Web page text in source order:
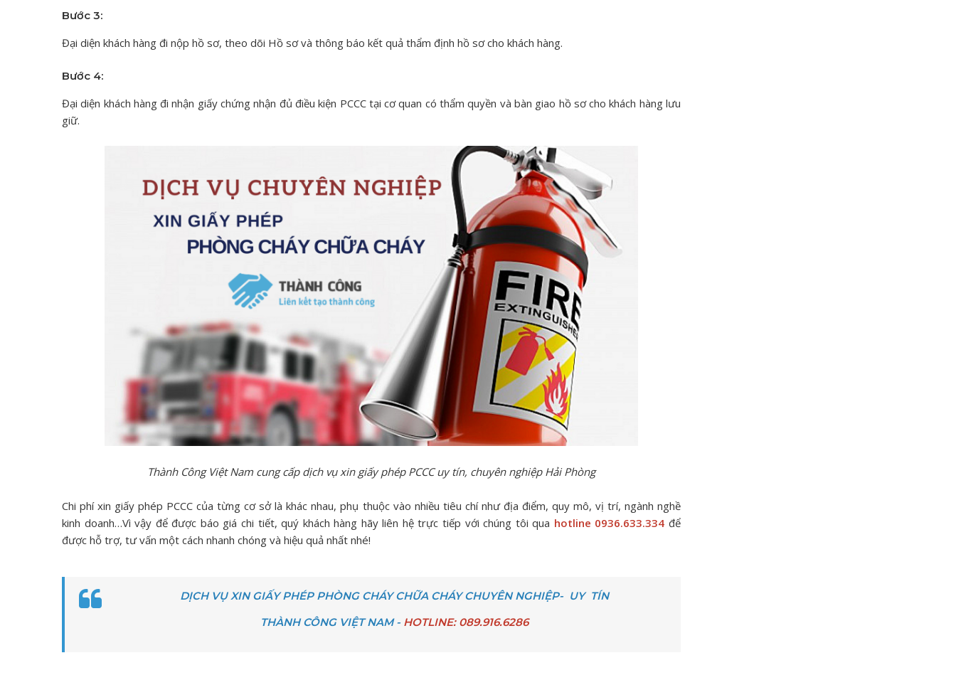
Bước 3:
Đại diện khách hàng đi nộp hồ sơ, theo dõi Hồ sơ và thông báo kết quả thẩm định hồ sơ cho khách hàng.
Bước 4:
Đại diện khách hàng đi nhận giấy chứng nhận đủ điều kiện PCCC tại cơ quan có thẩm quyền và bàn giao hồ sơ cho khách hàng lưu
giữ.
Thành Công Việt Nam cung cấp dịch vụ xin giấy phép PCCC uy tín, chuyên nghiệp Hải Phòng
Chi phí xin giấy phép PCCC của từng cơ sở là khác nhau, phụ thuộc vào nhiều tiêu chí như địa điểm, quy mô, vị trí, ngành nghề
kinh doanh…Vì vậy để được báo giá chi tiết, quý khách hàng hãy liên hệ trực tiếp với chúng tôi qua hotline 0936.633.334 để
được hỗ trợ, tư vấn một cách nhanh chóng và hiệu quả nhất nhé!
DỊCH VỤ XIN GIẤY PHÉP PHÒNG CHÁY CHỮA CHÁY CHUYÊN NGHIỆP- UY TÍN
THÀNH CÔNG VIỆT NAM - HOTLINE: 089.916.6286